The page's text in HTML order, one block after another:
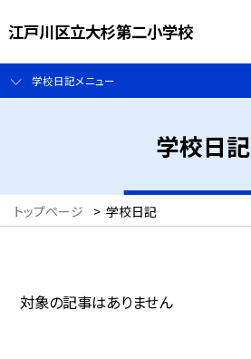
江戸川区立大杉第二小学校
学校日記メニュー
学校日記
トップページ > 学校日記
対象の記事はありません